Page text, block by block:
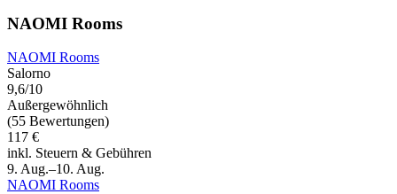
NAOMI Rooms
NAOMI Rooms
Salorno
9,6/10
Außergewöhnlich
(55 Bewertungen)
117 €
inkl. Steuern & Gebühren
9. Aug.–10. Aug.
NAOMI Rooms